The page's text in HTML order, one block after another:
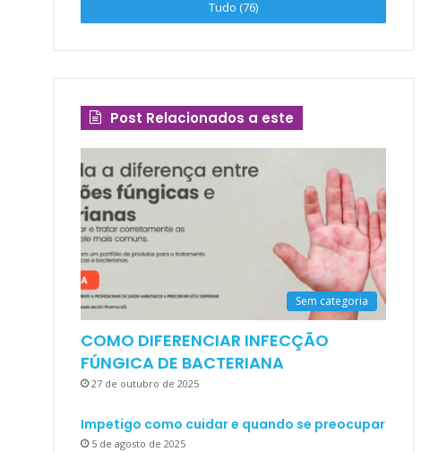
Tudo (76)
Post Relacionados a este
Sem categoria
COMO DIFERENCIAR INFECÇÃO
FÚNGICA DE BACTERIANA
27 de outubro de 2025
Impetigo como cuidar e quando se preocupar
5 de agosto de 2025